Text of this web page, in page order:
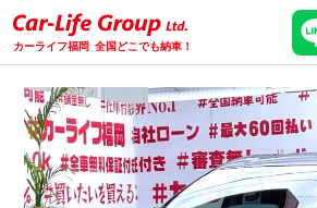
カーライフ福岡 全国どこでも納車！